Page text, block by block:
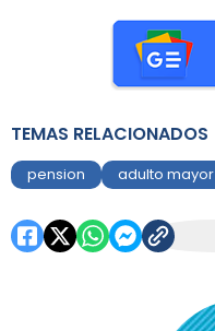
TEMAS RELACIONADOS
pension adulto mayor